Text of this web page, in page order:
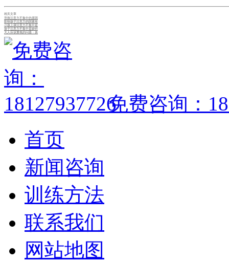
相关文章
导致注意力不集中的原因
影响孩子注意力的因素有
小孩上课注意力不集中是
孩子注意力不集中是缺锌
大人应该重视的问题：孩
免费咨询：
首页
新闻咨询
训练方法
联系我们
网站地图